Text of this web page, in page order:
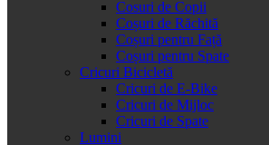
Cosuri de Copii
Coșuri de Răchită
Coșuri pentru Față
Coșuri pentru Spate
Cricuri Bicicletă
Cricuri de E-Bike
Cricuri de Mijloc
Cricuri de Spate
Lumini